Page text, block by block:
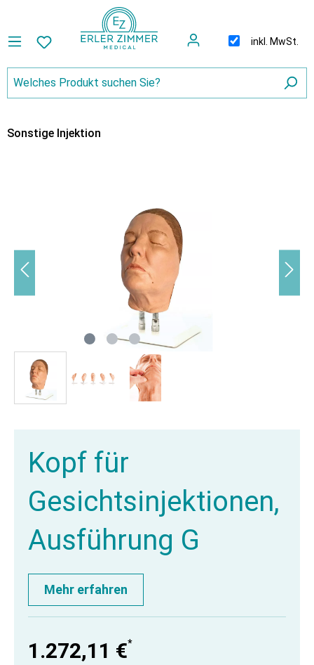
inkl. MwSt.
Sonstige Injektion
Kopf für
Gesichtsinjektionen,
Ausführung G
Mehr erfahren
1.272,11 €*